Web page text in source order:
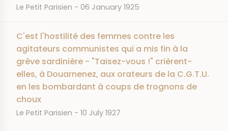
JOURNAL
Le Petit Parisien DATE
06 January 1925
C'est l'hostilité des femmes contre les
agitateurs communistes qui a mis fin à la
grève sardinière - "Taisez-vous !" crièrent-
elles, à Douarnenez, aux orateurs de la C.G.T.U.
en les bombardant à coups de trognons de
choux
JOURNAL
Le Petit Parisien DATE
10 July 1927